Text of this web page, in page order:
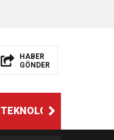
HABER
GÖNDER
TEKNOLOJİ